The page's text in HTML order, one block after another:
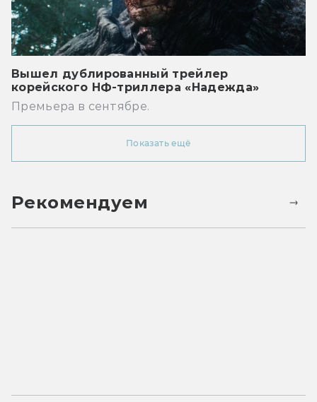
Вышел дублированный трейлер
корейского НФ-триллера «Надежда»
Премьера в сентябре.
Показать ещё
Рекомендуем